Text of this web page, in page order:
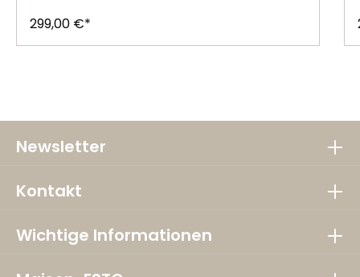
299,00 €*
Newsletter
Kontakt
Wichtige Informationen